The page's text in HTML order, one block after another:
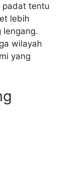
padat tentu
lebih
lengang.
wilayah
yang